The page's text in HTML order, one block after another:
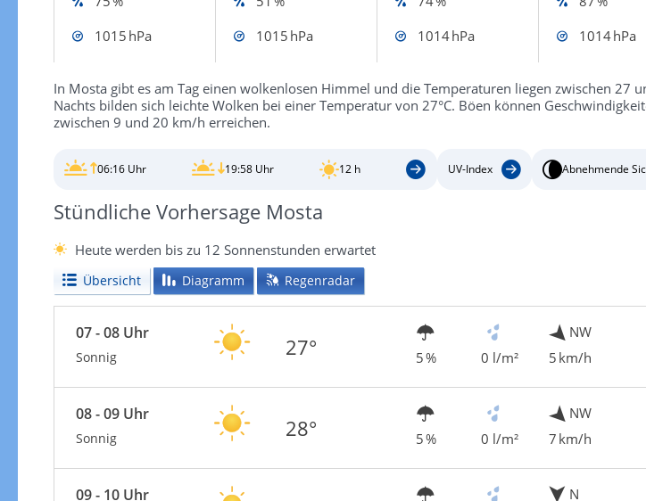
1015 hPa
1015 hPa 1014 hPa 1014 hPa
In Mosta gibt es am Tag einen wolkenlosen Himmel und die Temperaturen liegen zwischen 27
Nachts bilden sich leichte Wolken bei einer Temperatur von 27°C. Böen können
zwischen 9 und 20 km/h erreichen.
06:16 Uhr 19:58 Uhr 12 h UV-Index Abnehmende
Stündliche Vorhersage Mosta
Heute werden bis zu 12 Sonnenstunden erwartet
Übersicht Diagramm Regenradar
07 - 08 Uhr
Sonnig 27° 5 % 0 l/m²
NW
5 km/h
08 - 09 Uhr
Sonnig 28° 5 % 0 l/m²
NW
7 km/h
09 - 10 Uhr
N